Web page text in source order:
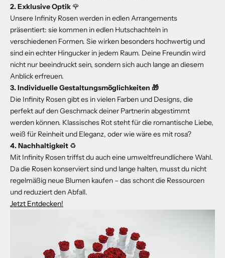
2. Exklusive Optik🌹
Unsere Infinity Rosen werden in edlen Arrangements
präsentiert: sie kommen in edlen Hutschachteln in
verschiedenen Formen. Sie wirken besonders hochwertig und
sind ein echter Hingucker in jedem Raum. Deine Freundin wird
nicht nur beeindruckt sein, sondern sich auch lange an diesem
Anblick erfreuen.
3. Individuelle Gestaltungsmöglichkeiten 🎁
Die Infinity Rosen gibt es in vielen Farben und Designs, die
perfekt auf den Geschmack deiner Partnerin abgestimmt
werden können. Klassisches Rot steht für die romantische Liebe,
weiß für Reinheit und Eleganz, oder wie wäre es mit rosa?
4. Nachhaltigkeit ♻️
Mit Infinity Rosen triffst du auch eine umweltfreundlichere Wahl.
Da die Rosen konserviert sind und lange halten, musst du nicht
regelmäßig neue Blumen kaufen – das schont die Ressourcen
und reduziert den Abfall.
Jetzt Entdecken!